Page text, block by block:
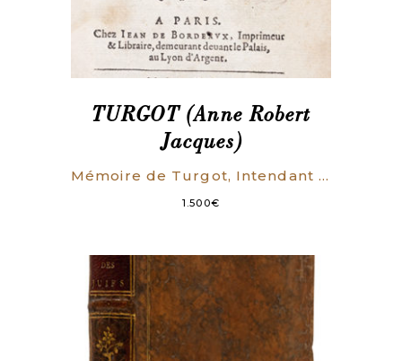
TURGOT (Anne Robert
Jacques)
Mémoire de Turgot, Intendant de la généralité de Limoges.
1.500€